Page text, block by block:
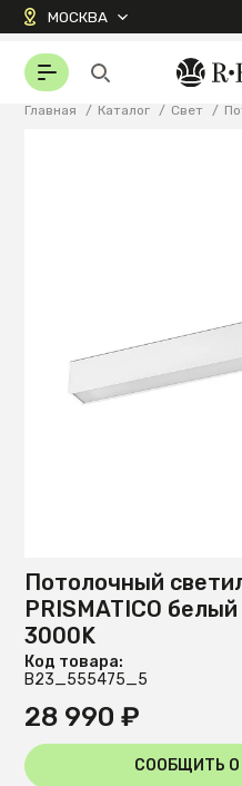
МОСКВА
Главная / Каталог / Свет /
Потолочный
PRISMATICO
3000K
Код товара:
B23_555475_5
28 990 ₽
СООБЩИТЬ